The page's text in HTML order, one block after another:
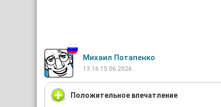
Михаил Потапенко
13:16 15.06.2026
Положительное впечатление